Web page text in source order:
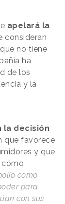
apelará la
consideran
no tiene
ha
de los
y la
la decisión
que favorece
y que
cómo
como
para
con sus